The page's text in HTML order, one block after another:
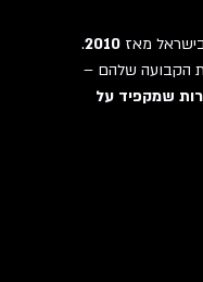
מאז2010
.
הקבועה שלהם –
שמקפיד על